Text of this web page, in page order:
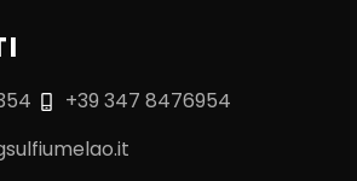
+39 347 8476954